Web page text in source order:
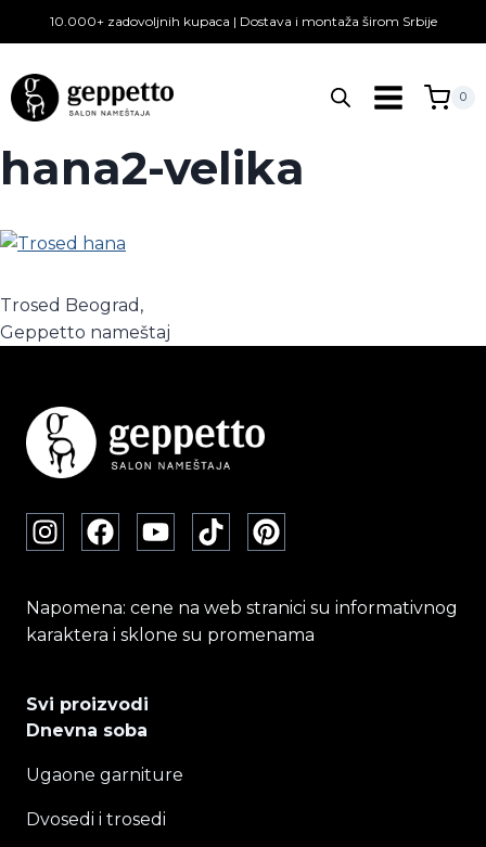
to
10.000+ zadovoljnih kupaca | Dostava i montaža širom Srbije
0
hana2-velika
Trosed Beograd,
Geppetto nameštaj
Napomena: cene na web stranici su informativnog
karaktera i sklone su promenama
Svi proizvodi
Dnevna soba
Ugaone garniture
Dvosedi i trosedi